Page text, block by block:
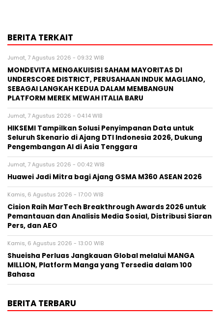
BERITA TERKAIT
Jumat, 7 Agustus 2026 - 09:32 WIB
MONDEVITA MENGAKUISISI SAHAM MAYORITAS DI
UNDERSCORE DISTRICT, PERUSAHAAN INDUK MAGLIANO,
SEBAGAI LANGKAH KEDUA DALAM MEMBANGUN
PLATFORM MEREK MEWAH ITALIA BARU
Jumat, 7 Agustus 2026 - 04:14 WIB
HIKSEMI Tampilkan Solusi Penyimpanan Data untuk
Seluruh Skenario di Ajang DTI Indonesia 2026, Dukung
Pengembangan AI di Asia Tenggara
Jumat, 7 Agustus 2026 - 00:42 WIB
Huawei Jadi Mitra bagi Ajang GSMA M360 ASEAN 2026
Kamis, 6 Agustus 2026 - 17:00 WIB
Cision Raih MarTech Breakthrough Awards 2026 untuk
Pemantauan dan Analisis Media Sosial, Distribusi Siaran
Pers, dan AEO
Kamis, 6 Agustus 2026 - 13:00 WIB
Shueisha Perluas Jangkauan Global melalui MANGA
MILLION, Platform Manga yang Tersedia dalam 100
Bahasa
BERITA TERBARU